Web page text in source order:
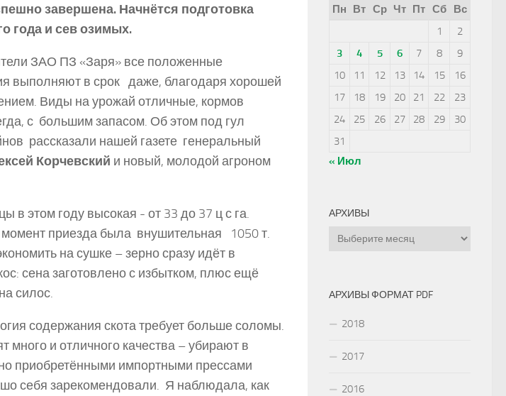
завершена. Начнётся подготовка
года и сев озимых.
ЗАО ПЗ «Заря» все положенные
выполняют в срок ­ даже, благодаря хорошей
Виды на урожай отличные, кормов
с большим запасом. Об этом под гул
рассказали нашей газете генеральный
Корчевский и новый, молодой агроном
в этом году высокая ­- от 33 до 37 ц с га.
приезда была внушительная ­ 1050 т.
на сушке – зерно сразу идёт в
сена заготовлено с избытком, плюс ещё
силос.
содержания скота требует больше соломы.
много и отличного качества – убирают в
приобретёнными импортными прессами
себя зарекомендовали. Я наблюдала, как
Пн
Вт Ср Чт Пт Сб
Вс
1
2
3
4 5 6 7 8
9
10
11 12 13 14 15
16
17
18 19 20 21 22
23
24
25 26 27 28 29
30
31
« Июл
АРХИВЫ
Архивы
АРХИВЫ ФОРМАТ PDF
2018
2017
2016